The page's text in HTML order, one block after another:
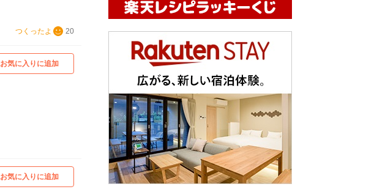
つくったよ 20
お気に入りに追加
お気に入りに追加